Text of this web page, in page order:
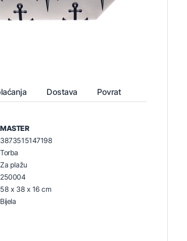
Dostava Povrat
MASTER
3873515147198
Torba
Za plažu
250004
58 x 38 x 16 cm
Bijela